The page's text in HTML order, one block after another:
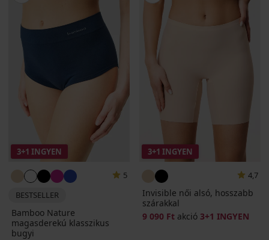
3+1 INGYEN
5
BESTSELLER
Bamboo Nature
magasderekú klasszikus
bugyi
3+1 INGYEN
4,7
Invisible női alsó, hosszabb
szárakkal
9 090 Ft akció 3+1 INGYEN